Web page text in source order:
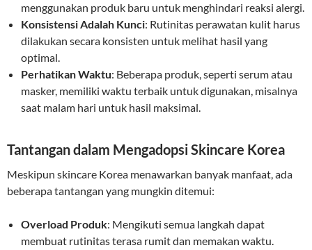
menggunakan produk baru untuk menghindari reaksi alergi.
Konsistensi Adalah Kunci: Rutinitas perawatan kulit harus
dilakukan secara konsisten untuk melihat hasil yang
optimal.
Perhatikan Waktu: Beberapa produk, seperti serum atau
masker, memiliki waktu terbaik untuk digunakan, misalnya
saat malam hari untuk hasil maksimal.
Tantangan dalam Mengadopsi Skincare Korea
Meskipun skincare Korea menawarkan banyak manfaat, ada
beberapa tantangan yang mungkin ditemui:
Overload Produk: Mengikuti semua langkah dapat
membuat rutinitas terasa rumit dan memakan waktu.